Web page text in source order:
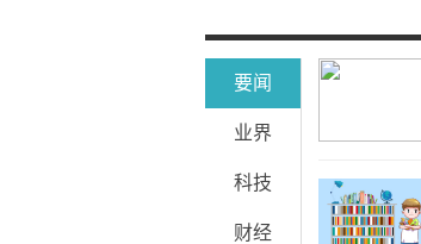
要闻
业界
科技
财经